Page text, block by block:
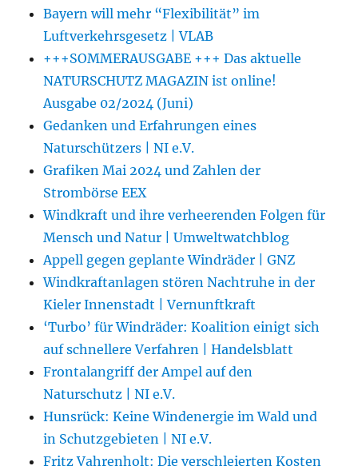
Bayern will mehr “Flexibilität” im
Luftverkehrsgesetz | VLAB
+++SOMMERAUSGABE +++ Das aktuelle
NATURSCHUTZ MAGAZIN ist online!
Ausgabe 02/2024 (Juni)
Gedanken und Erfahrungen eines
Naturschützers | NI e.V.
Grafiken Mai 2024 und Zahlen der
Strombörse EEX
Windkraft und ihre verheerenden Folgen für
Mensch und Natur | Umweltwatchblog
Appell gegen geplante Windräder | GNZ
Windkraftanlagen stören Nachtruhe in der
Kieler Innenstadt | Vernunftkraft
‘Turbo’ für Windräder: Koalition einigt sich
auf schnellere Verfahren | Handelsblatt
Frontalangriff der Ampel auf den
Naturschutz | NI e.V.
Hunsrück: Keine Windenergie im Wald und
in Schutzgebieten | NI e.V.
Fritz Vahrenholt: Die verschleierten Kosten